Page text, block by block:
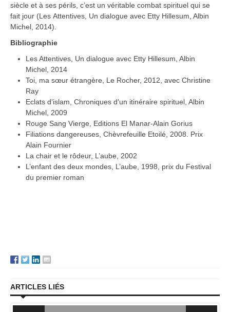
siècle et à ses périls, c’est un véritable combat spirituel qui se
fait jour (Les Attentives, Un dialogue avec Etty Hillesum, Albin
Michel, 2014).
Bibliographie
Les Attentives, Un dialogue avec Etty Hillesum, Albin
Michel, 2014
Toi, ma sœur étrangère, Le Rocher, 2012, avec Christine
Ray
Eclats d’islam, Chroniques d’un itinéraire spirituel, Albin
Michel, 2009
Rouge Sang Vierge, Editions El Manar-Alain Gorius
Filiations dangereuses, Chèvrefeuille Etoilé, 2008. Prix
Alain Fournier
La chair et le rôdeur, L’aube, 2002
L’enfant des deux mondes, L’aube, 1998, prix du Festival
du premier roman
ARTICLES LIÉS